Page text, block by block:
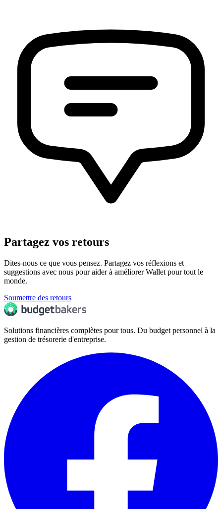
Partagez vos retours
Dites-nous ce que vous pensez. Partagez vos réflexions et
suggestions avec nous pour aider à améliorer Wallet pour tout le
monde.
Soumettre des retours
Solutions financières complètes pour tous. Du budget personnel à la
gestion de trésorerie d'entreprise.